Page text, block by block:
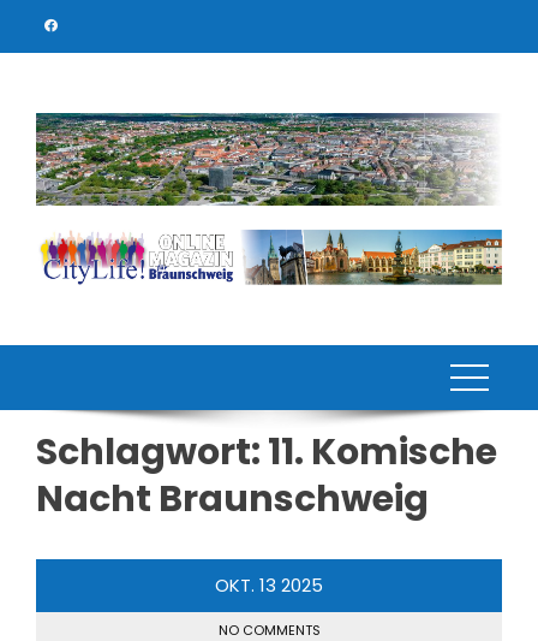
Schlagwort:11. Komische
Nacht Braunschweig
OKT. 13 2025
NO COMMENTS